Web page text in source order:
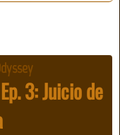
3: Juicio de